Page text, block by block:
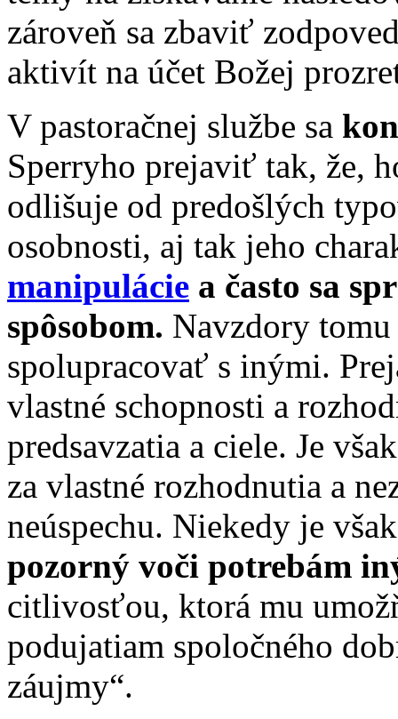
zároveň sa zbaviť
aktivít na účet Božej
V pastoračnej službe sa
Sperryho prejaviť tak, že,
odlišuje od predošlých
osobnosti, aj tak jeho
manipulácie a často sa
spôsobom. Navzdory
spolupracovať s inými.
vlastné schopnosti a
predsavzatia a ciele. Je
za vlastné rozhodnutia a
neúspechu. Niekedy je
pozorný voči potrebám
citlivosťou, ktorá mu
podujatiam spoločného
záujmy“.